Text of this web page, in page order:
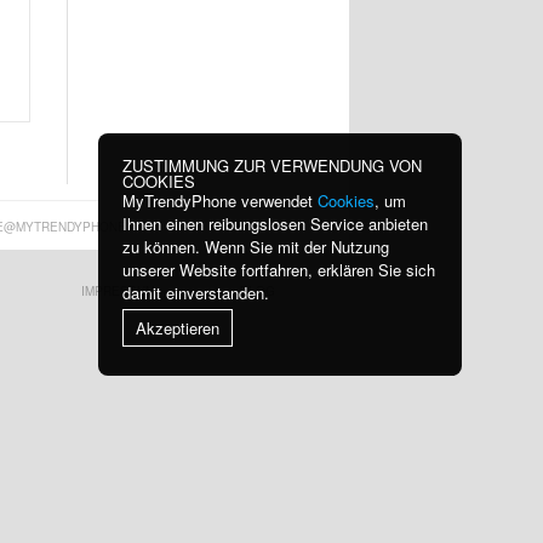
IMPRESSUM BLOG
ZUSTIMMUNG ZUR VERWENDUNG VON
COOKIES
MyTrendyPhone verwendet Cookies, um
Ihnen einen reibungslosen Service anbieten
zu können. Wenn Sie mit der Nutzung
unserer Website fortfahren, erklären Sie sich
damit einverstanden.
Akzeptieren